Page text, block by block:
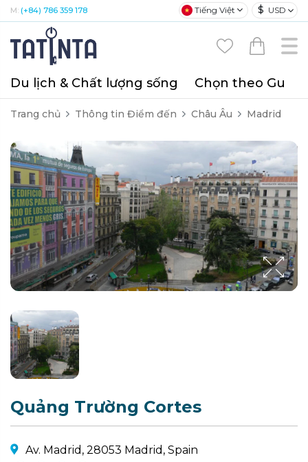
M: (+84) 786 359 178 Tiếng Việt $ USD
Du lịch & Chất lượng sống Chọn theo Gu
Trang chủ Thông tin Điểm đến Châu Âu Madrid
Quảng Trường Cortes
Av. Madrid, 28053 Madrid, Spain